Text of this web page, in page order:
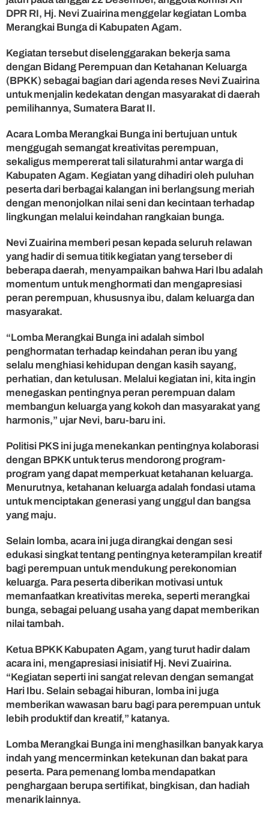
o
m
a
M
e
r
a
a
i
B
u
n
g
n
t
u
k
K
P
e
r
e
m
p
u
A
g
a
DPR RI, Hj. Nevi Zuairina menggelar kegiatan Lomba
Merangkai Bunga di Kabupaten Agam.
Kegiatan tersebut diselenggarakan bekerja sama
dengan Bidang Perempuan dan Ketahanan Keluarga
(BPKK) sebagai bagian dari agenda reses Nevi Zuairina
untuk menjalin kedekatan dengan masyarakat di daerah
pemilihannya, Sumatera Barat II.
Acara Lomba Merangkai Bunga ini bertujuan untuk
menggugah semangat kreativitas perempuan,
sekaligus mempererat tali silaturahmi antar warga di
Kabupaten Agam. Kegiatan yang dihadiri oleh puluhan
peserta dari berbagai kalangan ini berlangsung meriah
dengan menonjolkan nilai seni dan kecintaan terhadap
lingkungan melalui keindahan rangkaian bunga.
Nevi Zuairina memberi pesan kepada seluruh relawan
yang hadir di semua titik kegiatan yang terseber di
beberapa daerah, menyampaikan bahwa Hari Ibu adalah
momentum untuk menghormati dan mengapresiasi
peran perempuan, khususnya ibu, dalam keluarga dan
masyarakat.
“Lomba Merangkai Bunga ini adalah simbol
penghormatan terhadap keindahan peran ibu yang
selalu menghiasi kehidupan dengan kasih sayang,
perhatian, dan ketulusan. Melalui kegiatan ini, kita ingin
menegaskan pentingnya peran perempuan dalam
membangun keluarga yang kokoh dan masyarakat yang
harmonis,” ujar Nevi, baru-baru ini.
Politisi PKS ini juga menekankan pentingnya kolaborasi
dengan BPKK untuk terus mendorong program-
program yang dapat memperkuat ketahanan keluarga.
Menurutnya, ketahanan keluarga adalah fondasi utama
untuk menciptakan generasi yang unggul dan bangsa
yang maju.
Selain lomba, acara ini juga dirangkai dengan sesi
edukasi singkat tentang pentingnya keterampilan kreatif
bagi perempuan untuk mendukung perekonomian
keluarga. Para peserta diberikan motivasi untuk
memanfaatkan kreativitas mereka, seperti merangkai
bunga, sebagai peluang usaha yang dapat memberikan
nilai tambah.
Ketua BPKK Kabupaten Agam, yang turut hadir dalam
acara ini, mengapresiasi inisiatif Hj. Nevi Zuairina.
“Kegiatan seperti ini sangat relevan dengan semangat
Hari Ibu. Selain sebagai hiburan, lomba ini juga
memberikan wawasan baru bagi para perempuan untuk
lebih produktif dan kreatif,” katanya.
Lomba Merangkai Bunga ini menghasilkan banyak karya
indah yang mencerminkan ketekunan dan bakat para
peserta. Para pemenang lomba mendapatkan
penghargaan berupa sertifikat, bingkisan, dan hadiah
menarik lainnya.